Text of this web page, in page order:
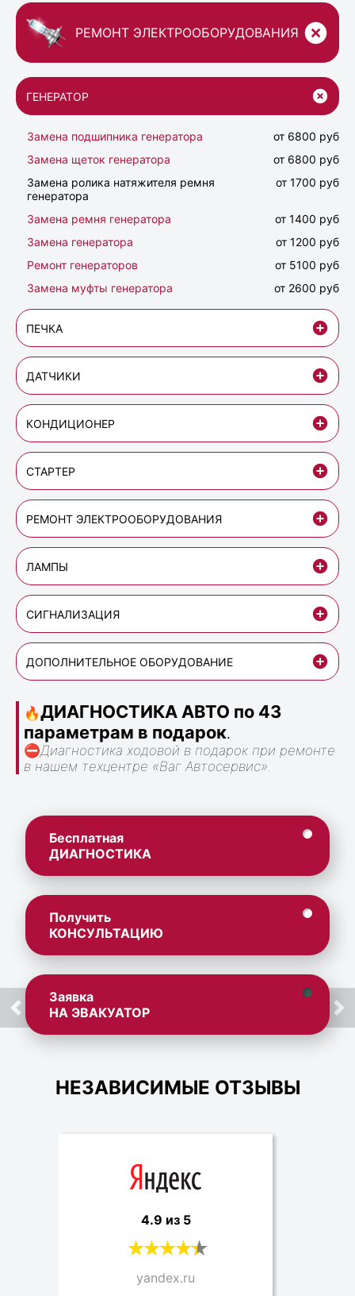
РЕМОНТ ЭЛЕКТРООБОРУДОВАНИЯ
ГЕНЕРАТОР
Замена подшипника генератора
от 6800 руб
Замена щеток генератора
от 6800 руб
Замена ролика натяжителя ремня
генератора
от 1700 руб
Замена ремня генератора
от 1400 руб
Замена генератора
от 1200 руб
Ремонт генераторов
от 5100 руб
Замена муфты генератора
от 2600 руб
ПЕЧКА
ДАТЧИКИ
КОНДИЦИОНЕР
СТАРТЕР
РЕМОНТ ЭЛЕКТРООБОРУДОВАНИЯ
ЛАМПЫ
СИГНАЛИЗАЦИЯ
ДОПОЛНИТЕЛЬНОЕ ОБОРУДОВАНИЕ
🔥ДИАГНОСТИКА АВТО по 43
параметрам в подарок.
⛔Диагностика ходовой в подарок при ремонте
в нашем техцентре «Ваг Автосервис».
Бесплатная
ДИАГНОСТИКА
Получить
КОНСУЛЬТАЦИЮ
Заявка
НА ЭВАКУАТОР
НЕЗАВИСИМЫЕ ОТЗЫВЫ
4.9 из 5
yandex.ru